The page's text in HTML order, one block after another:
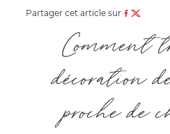
Partager cet article sur
Comment
décoration
proche de